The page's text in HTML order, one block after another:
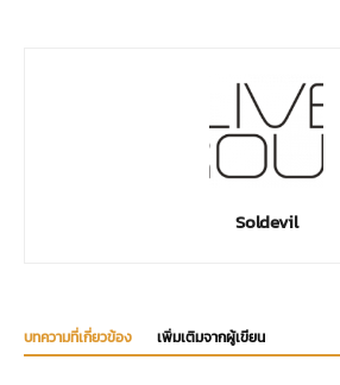
Soldevil
บทความที่เกี่ยวข้อง เพิ่มเติมจากผู้เขียน